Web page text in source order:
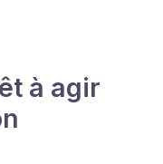
à agir